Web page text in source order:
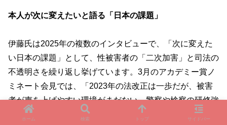
本人が次に変えたいと語る「日本の課題」
伊藤氏は2025年の複数のインタビューで、「次に変えた
い日本の課題」として、性被害者の「二次加害」と司法の
不透明さを繰り返し挙げています。3月のアカデミー賞ノ
ミネート会見では、「2023年の法改正は一歩だが、被害
者が声を上げやすい環境がまだない。警察や検察の研修強
化と、メディアの責任ある報道が必要」と強調。また、
ホーム 検索 トップ サイドバー